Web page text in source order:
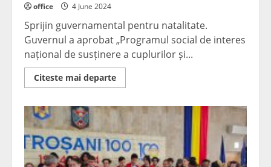
office 4 June 2024
Sprijin guvernamental pentru natalitate.
Guvernul a aprobat „Programul social de interes
național de susținere a cuplurilor și...
Citeste mai departeRead
more
guvernamental
pentru
natalitate